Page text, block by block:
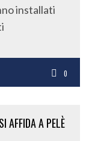
installati
0
AFFIDA A PELÈ